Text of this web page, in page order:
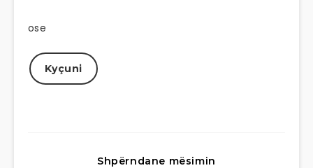
ose
Kyçuni
Shpërndane mësimin